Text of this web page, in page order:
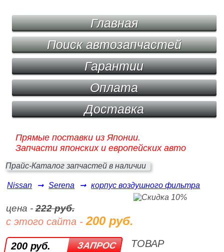
Главная
Поиск автозапчастей
Гарантии
Оплата
Доставка
Прямые поставки из Японии.
Запчасти японских и европейских авто
Прайс-Каталог запчастей в наличии
Nissan ➞ Serena ➞ корпус воздушного фильтра
цена -222 руб.
с этого сайта -200 руб.
200 руб. ТОВАР